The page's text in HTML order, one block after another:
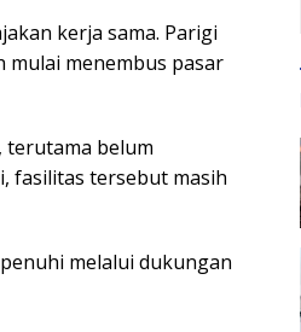
kerja sama. Parigi
menembus pasar
belum
fasilitas tersebut masih
melalui dukungan